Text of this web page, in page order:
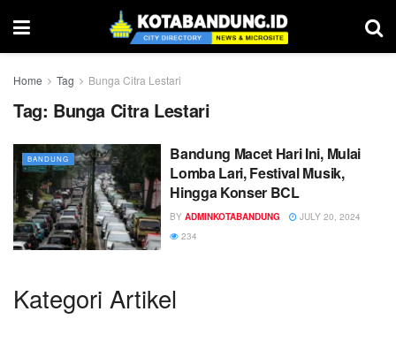
Home Tag Bunga Citra Lestari
Tag: Bunga Citra Lestari
BANDUNG
Bandung Macet Hari Ini, Mulai
Lomba Lari, Festival Musik,
Hingga Konser BCL
BY ADMINKOTABANDUNG
JULY 20, 2024
234
Kategori Artikel